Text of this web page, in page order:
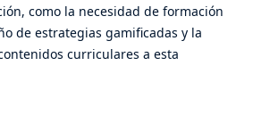
como la necesidad de formación
de estrategias gamificadas y la
curriculares a esta